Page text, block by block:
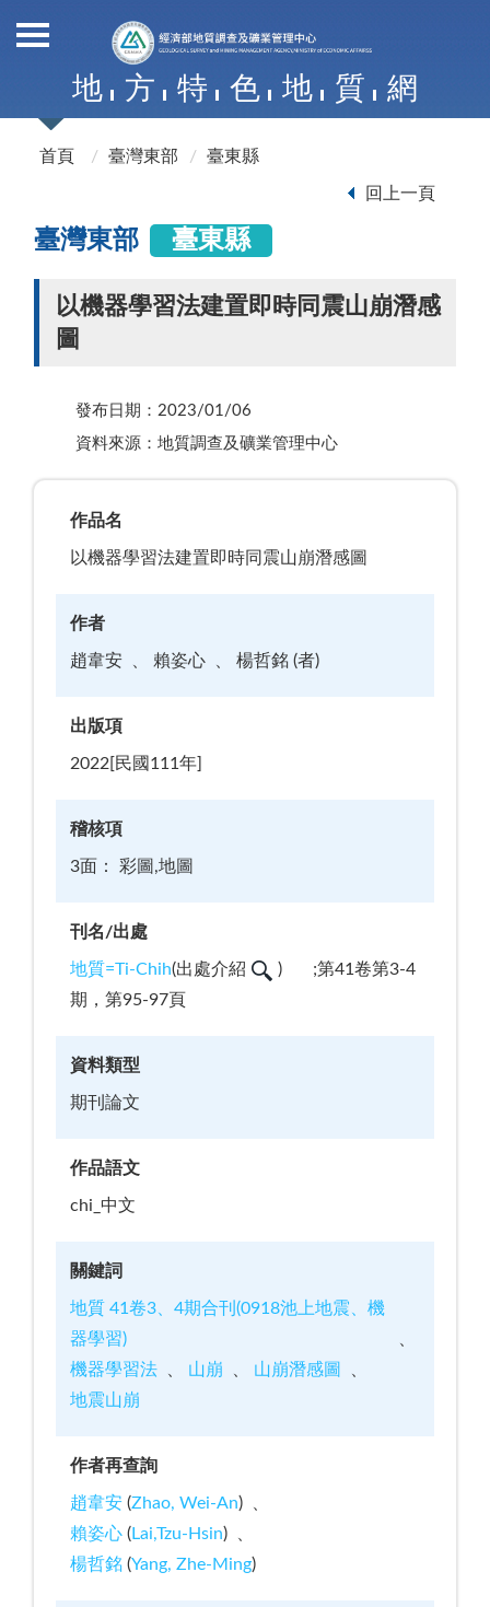
地 方 特 色 地 質 網
首頁 臺灣東部 臺東縣
回上一頁
臺灣東部 臺東縣
以機器學習法建置即時同震山崩潛感
圖
發布日期：2023/01/06
資料來源：地質調查及礦業管理中心
作品名
以機器學習法建置即時同震山崩潛感圖
作者
趙韋安 賴姿心 楊哲銘 (者)
出版項
2022[民國111年]
稽核項
3面： 彩圖,地圖
刊名/出處
地質=Ti-Chih(出處介紹 )
;第41卷第3-4
期，第95-97頁
資料類型
期刊論文
作品語文
chi_中文
關鍵詞
地質 41卷3、4期合刊(0918池上地震、機
器學習)
機器學習法
山崩
山崩潛感圖
地震山崩
作者再查詢
趙韋安(Zhao, Wei-An)
賴姿心(Lai,Tzu-Hsin)
楊哲銘(Yang, Zhe-Ming)